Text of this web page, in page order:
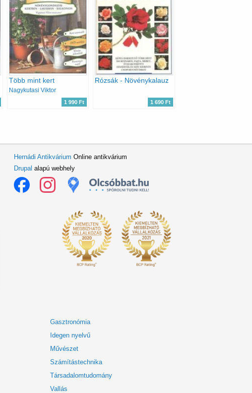
Több mint kert
Nagykutasi Viktor
1 990 Ft
Rózsák - Növénykalauz
1 690 Ft
Hernádi Antikvárium Online antikvárium
Drupal alapú webhely
Gasztronómia
Idegen nyelvű
Művészet
Számítástechnika
Társadalomtudomány
Vallás